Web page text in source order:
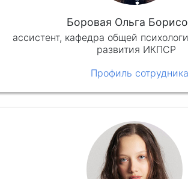
Боровая Ольга
ассистент, кафедра общей
развития ИКПСР
Профиль сотрудника